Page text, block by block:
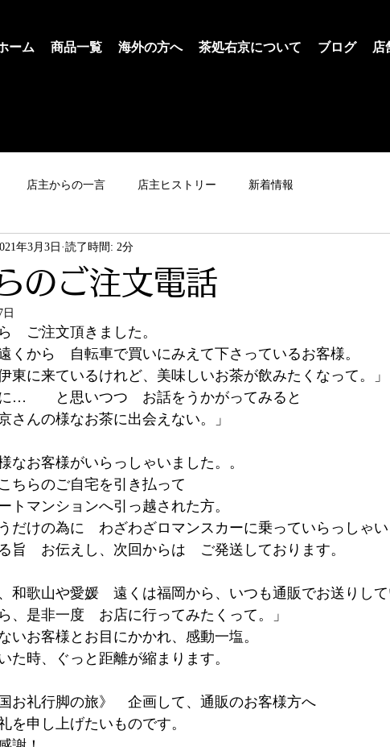
ーム 商品一覧 海外の方へ 茶処右京について ブログ 店
店主からの一言 店主ヒストリー 新着情報
のご注文電話
年3月3日 読了時間: 2分
　ご注文頂きました。
くから　自転車で買いにみえて下さっているお客様。
東に来ているけれど、美味しいお茶が飲みたくなって。」
…　　と思いつつ　お話をうかがってみると
さんの様なお茶に出会えない。」
なお客様がいらっしゃいました。。
ちらのご自宅を引き払って
トマンションへ引っ越された方。
だけの為に　わざわざロマンスカーに乗っていらっしゃ
旨　お伝えし、次回からは　ご発送しております。
和歌山や愛媛　遠くは福岡から、いつも通販でお送りし
、是非一度　お店に行ってみたくって。」
いお客様とお目にかかれ、感動一塩。
た時、ぐっと距離が縮まります。
お礼行脚の旅》　企画して、通販のお客様方へ
を申し上げたいものです。